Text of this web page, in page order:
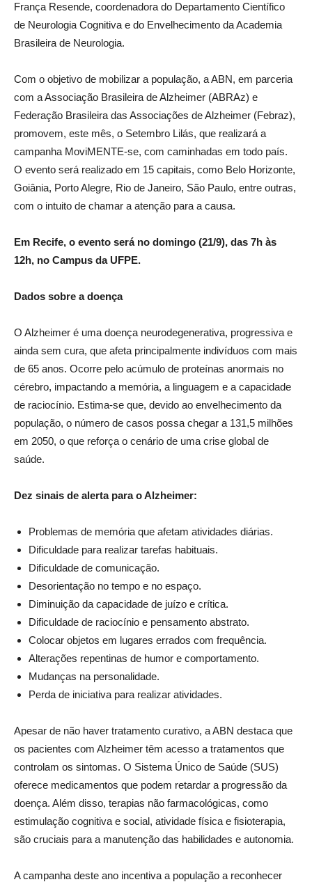
França Resende, coordenadora do Departamento Científico
de Neurologia Cognitiva e do Envelhecimento da Academia
Brasileira de Neurologia.
Com o objetivo de mobilizar a população, a ABN, em parceria
com a Associação Brasileira de Alzheimer (ABRAz) e
Federação Brasileira das Associações de Alzheimer (Febraz),
promovem, este mês, o Setembro Lilás, que realizará a
campanha MoviMENTE-se, com caminhadas em todo país.
O evento será realizado em 15 capitais, como Belo Horizonte,
Goiânia, Porto Alegre, Rio de Janeiro, São Paulo, entre outras,
com o intuito de chamar a atenção para a causa.
Em Recife, o evento será no domingo (21/9), das 7h às
12h, no Campus da UFPE.
Dados sobre a doença
O Alzheimer é uma doença neurodegenerativa, progressiva e
ainda sem cura, que afeta principalmente indivíduos com mais
de 65 anos. Ocorre pelo acúmulo de proteínas anormais no
cérebro, impactando a memória, a linguagem e a capacidade
de raciocínio. Estima-se que, devido ao envelhecimento da
população, o número de casos possa chegar a 131,5 milhões
em 2050, o que reforça o cenário de uma crise global de
saúde.
Dez sinais de alerta para o Alzheimer:
Problemas de memória que afetam atividades diárias.
Dificuldade para realizar tarefas habituais.
Dificuldade de comunicação.
Desorientação no tempo e no espaço.
Diminuição da capacidade de juízo e crítica.
Dificuldade de raciocínio e pensamento abstrato.
Colocar objetos em lugares errados com frequência.
Alterações repentinas de humor e comportamento.
Mudanças na personalidade.
Perda de iniciativa para realizar atividades.
Apesar de não haver tratamento curativo, a ABN destaca que
os pacientes com Alzheimer têm acesso a tratamentos que
controlam os sintomas. O Sistema Único de Saúde (SUS)
oferece medicamentos que podem retardar a progressão da
doença. Além disso, terapias não farmacológicas, como
estimulação cognitiva e social, atividade física e fisioterapia,
são cruciais para a manutenção das habilidades e autonomia.
A campanha deste ano incentiva a população a reconhecer